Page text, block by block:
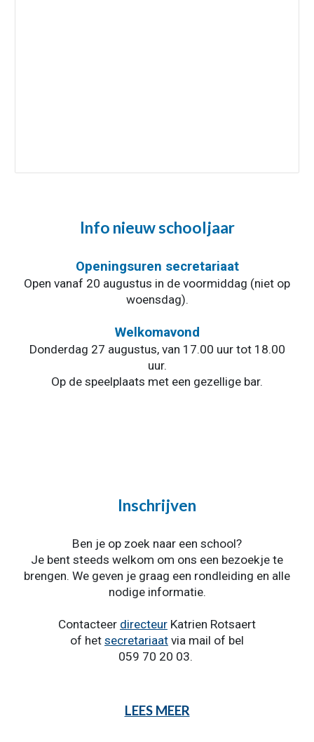
Info nieuw schooljaar
Openingsuren secretariaat
Open vanaf 20 augustus in de voormiddag (niet op
woensdag).
Welkomavond
Donderdag 27 augustus, van 17.00 uur tot 18.00
uur.
Op de speelplaats met een gezellige bar.
Inschrijven
Ben je op zoek naar een school?
Je bent steeds welkom om ons een bezoekje te
brengen. We geven je graag een rondleiding en alle
nodige informatie.
Contacteer directeur Katrien Rotsaert
of het secretariaat via mail of bel
059 70 20 03.
LEES MEER